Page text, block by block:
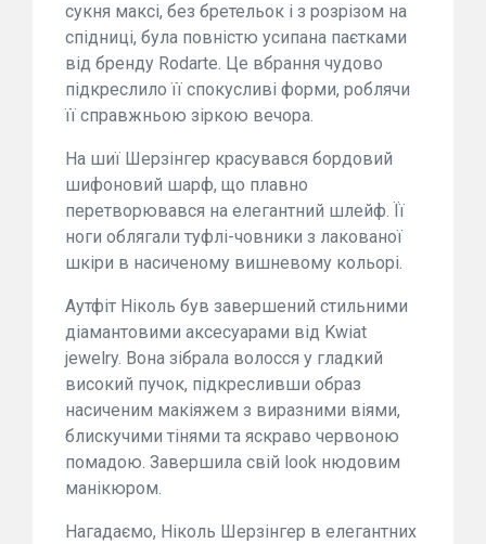
сукня максі, без бретельок і з розрізом на
спідниці, була повністю усипана паєтками
від бренду Rodarte. Це вбрання чудово
підкреслило її спокусливі форми, роблячи
її справжньою зіркою вечора.
На шиї Шерзінгер красувався бордовий
шифоновий шарф, що плавно
перетворювався на елегантний шлейф. Її
ноги облягали туфлі-човники з лакованої
шкіри в насиченому вишневому кольорі.
Аутфіт Ніколь був завершений стильними
діамантовими аксесуарами від Kwiat
jewelry. Вона зібрала волосся у гладкий
високий пучок, підкресливши образ
насиченим макіяжем з виразними віями,
блискучими тінями та яскраво червоною
помадою. Завершила свій look нюдовим
манікюром.
Нагадаємо, Ніколь Шерзінгер в елегантних